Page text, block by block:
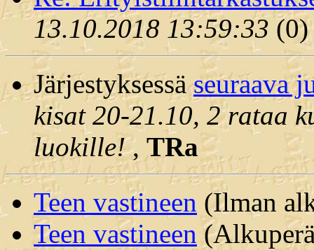
13.10.2018 13:59:33 (0)
Järjestyksessäseuraava
kisat 20-21.10, 2 rataa
luokille!, TRa
Teen vastineen (Ilman
Teen vastineen